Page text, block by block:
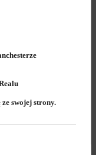
ze swojej strony.